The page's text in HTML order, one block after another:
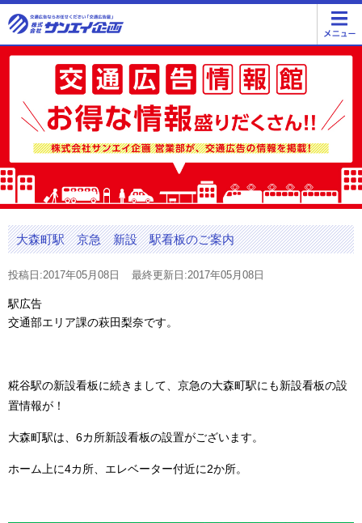
大森町駅 京急 新設 駅看板のご案内
投稿日:2017年05月08日 最終更新日:2017年05月08日
駅広告
交通部エリア課の萩田梨奈です。
糀谷駅の新設看板に続きまして、京急の大森町駅にも新設看板の設
置情報が！
大森町駅は、6カ所新設看板の設置がございます。
ホーム上に4カ所、エレベーター付近に2か所。